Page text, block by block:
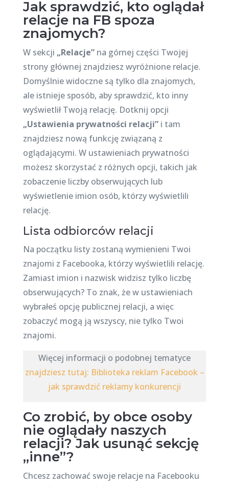
Jak sprawdzić, kto oglądał
relacje na FB spoza
znajomych?
W sekcji „Relacje”na górnej części Twojej
strony głównej znajdziesz wyróżnione relacje.
Domyślnie widoczne są tylko dla znajomych,
ale istnieje sposób, aby sprawdzić, kto inny
wyświetlił Twoją relację. Dotknij opcji
„Ustawienia prywatności relacji”i tam
znajdziesz nową funkcję związaną z
oglądającymi. W ustawieniach prywatności
możesz skorzystać z różnych opcji, takich jak
zobaczenie liczby obserwujących lub
wyświetlenie imion osób, którzy wyświetlili
relację.
Lista odbiorców relacji
Na początku listy zostaną wymienieni Twoi
znajomi z Facebooka, którzy wyświetlili relację.
Zamiast imion i nazwisk widzisz tylko liczbę
obserwujących? To znak, że w ustawieniach
wybrałeś opcję publicznej relacji, a więc
zobaczyć mogą ją wszyscy, nie tylko Twoi
znajomi.
Więcej informacji o podobnej tematyce
znajdziesz tutaj: Biblioteka reklam Facebook –
jak sprawdzić reklamy konkurencji
Co zrobić, by obce osoby
nie oglądały naszych
relacji? Jak usunąć sekcję
„inne”?
Chcesz zachować swoje relacje na Facebooku